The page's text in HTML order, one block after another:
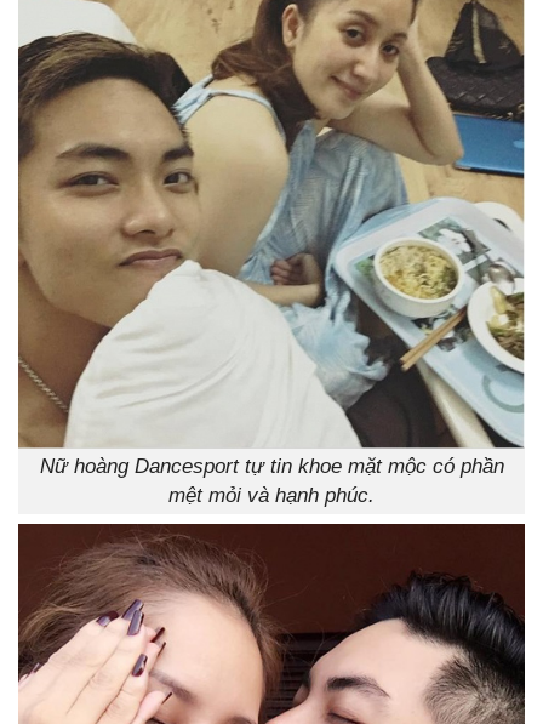
Nữ hoàng Dancesport tự tin khoe mặt mộc có phần
mệt mỏi và hạnh phúc.